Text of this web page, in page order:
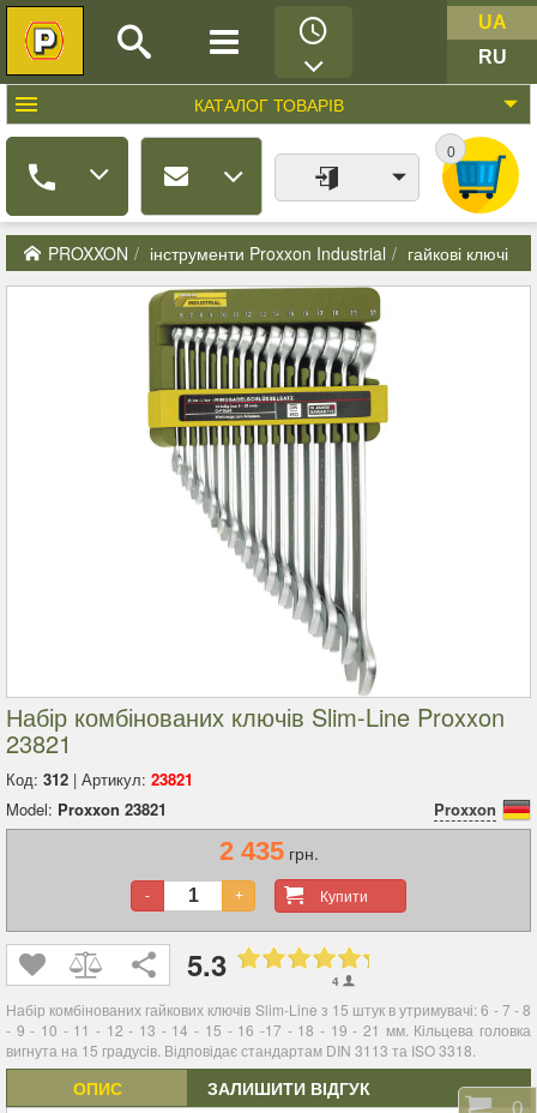
UA
RU
КАТАЛОГ ТОВАРІВ
0
PROXXON інструменти Proxxon Industrial гайкові ключі
Набір комбінованих ключів Slim-Line Proxxon
23821
Код: 312 | Артикул: 23821
Model: Proxxon 23821 Proxxon
2 435грн.
Купити
- +
5.3 4
Набір комбінованих гайкових ключів Slim-Line з 15 штук в утримувачі: 6 - 7 - 8
- 9 - 10 - 11 - 12 - 13 - 14 - 15 - 16 -17 - 18 - 19 - 21 мм. Кільцева головка
вигнута на 15 градусів. Відповідає стандартам DIN 3113 та ISO 3318.
ОПИС ЗАЛИШИТИ ВІДГУК
0